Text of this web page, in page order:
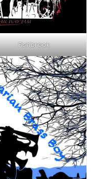
Fishbrook